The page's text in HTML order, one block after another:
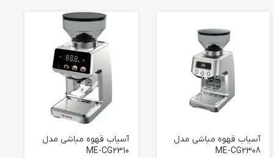
آسیاب قهوه مباشی مدل
ME-CG2308
آسیاب قهوه مباشی مدل
ME-CG2310